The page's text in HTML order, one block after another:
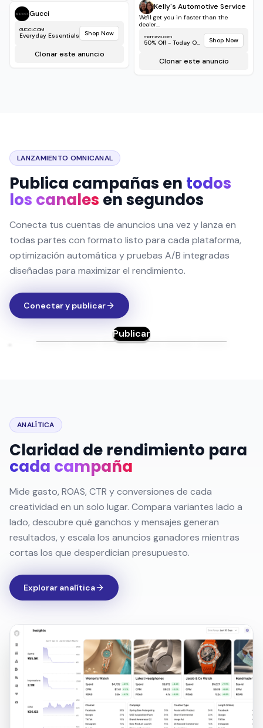
Gucci
GUCCI.COM
Everyday Essentials Shop Now
Clonar este anuncio
Kelly's Automotive Service
We'll get you in faster than the
dealer...
momavo.com
50% Off - Today Only! Shop Now
Clonar este anuncio
LANZAMIENTO OMNICANAL
Publica campañas en todos
los canales en segundos
Conecta tus cuentas de anuncios una vez y lanza en
todas partes con formato listo para cada plataforma,
optimización automática y pruebas A/B integradas
diseñadas para maximizar el rendimiento.
Conectar y publicar
Publicar
ANALÍTICA
Claridad de rendimiento para
cada campaña
Mide gasto, ROAS, CTR y conversiones de cada
creatividad en un solo lugar. Compara variantes lado a
lado, descubre qué ganchos y mensajes generan
resultados, y escala los anuncios ganadores mientras
cortas los que desperdician presupuesto.
Explorar analítica